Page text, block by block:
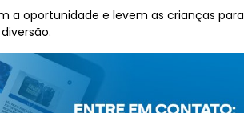
a oportunidade e levem as crianças para